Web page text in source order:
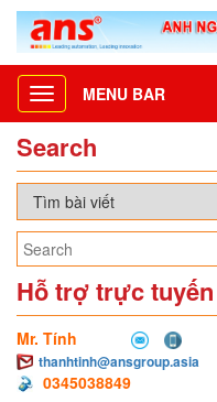
Toggle
navigation
MENU BAR
Search
Hỗ trợ trực tuyến
Mr. Tính
thanhtinh@ansgroup.asia
0345038849